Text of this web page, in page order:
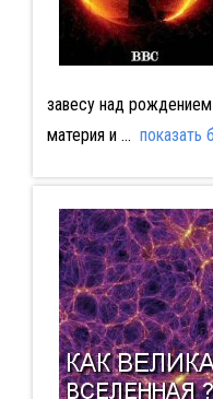
завесу над
материя и ... показать